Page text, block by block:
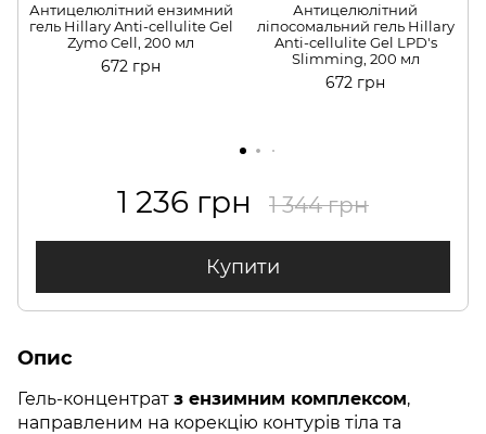
Антицелюлітний ензимний
гель Hillary Anti-cellulite Gel
Zymo Cell, 200 мл
672 грн
Антицелюлітний
ліпосомальний гель Hillary
Anti-cellulite Gel LPD's
Slimming, 200 мл
672 грн
1 236 грн 1 344 грн
Купити
Опис
Гель-концентрат з ензимним комплексом,
направленим на корекцію контурів тіла та